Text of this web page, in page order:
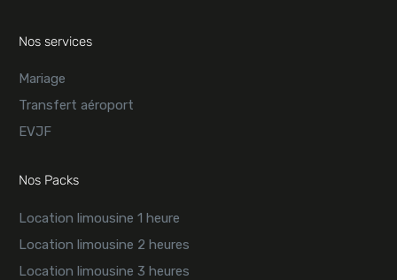
Nos services
Mariage
Transfert aéroport
EVJF
Nos Packs
Location limousine 1 heure
Location limousine 2 heures
Location limousine 3 heures